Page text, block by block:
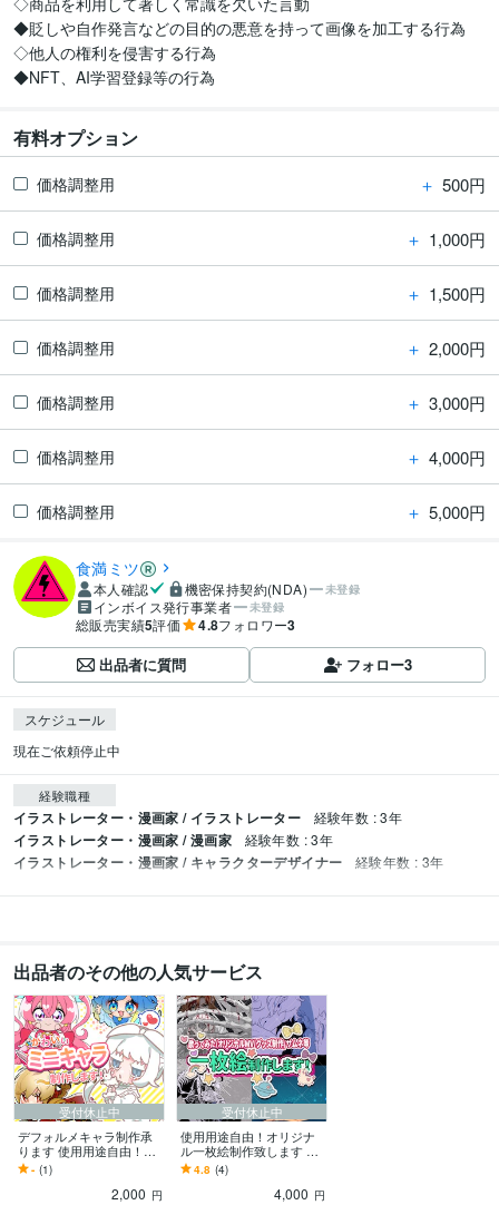
◆貶しや自作発言などの目的の悪意を持って画像を加工する行為
◇他人の権利を侵害する行為
◆NFT、AI学習登録等の行為
有料オプション
価格調整用 ＋ 500円
価格調整用 ＋ 1,000円
価格調整用 ＋ 1,500円
価格調整用 ＋ 2,000円
価格調整用 ＋ 3,000円
価格調整用 ＋ 4,000円
価格調整用 ＋ 5,000円
食満ミツ
本人確認 機密保持契約(NDA) 未登録
インボイス発行事業者 未登録
総販売実績5評価 4.8フォロワー3
出品者に質問 フォロー3
スケジュール
現在ご依頼停止中
経験職種
イラストレーター・漫画家 / イラストレーター 経験年数 : 3年
イラストレーター・漫画家 / 漫画家 経験年数 : 3年
イラストレーター・漫画家 / キャラクターデザイナー 経験年数 : 3年
出品者のその他の人気サービス
受付休止中
デフォルメキャラ制作承
ります 使用用途自由！配
信/立ち絵/グッズ/商用利用
可
- (1)
2,000 円
受付休止中
使用用途自由！オリジナ
ル一枚絵制作致します 貴
方だけのイラスト作成！
配信/挿絵/歌ってみた/創作
4.8 (4)
4,000 円